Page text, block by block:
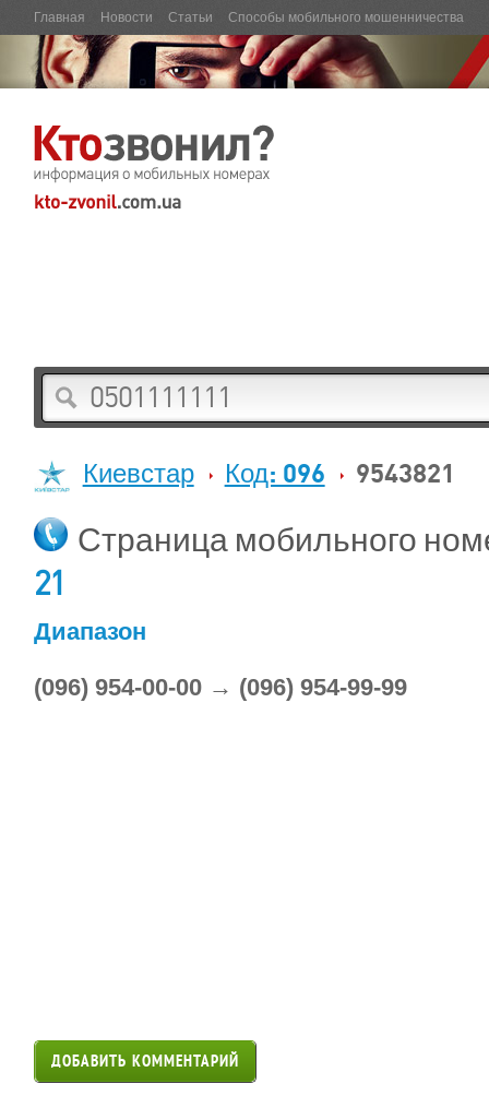
Главная Новости Статьи Способы мобильного мошенничества
Киевстар Код: 096 9543821
Страница мобильного
21
Диапазон
(096) 954-00-00 → (096) 954-99-99
ДОБАВИТЬ КОММЕНТАРИЙ